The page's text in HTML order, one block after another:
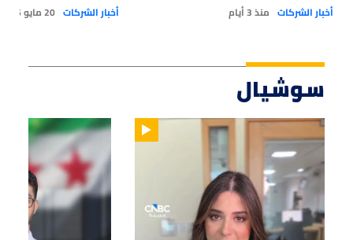
أخبار الشركات منذ 3 أيام أخبار الشركات 20 مايو 2026
سوشيال